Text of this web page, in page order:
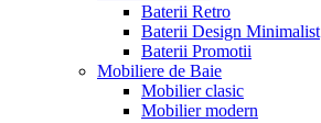
Baterii Retro
Baterii Design Minimalist
Baterii Promotii
Mobiliere de Baie
Mobilier clasic
Mobilier modern